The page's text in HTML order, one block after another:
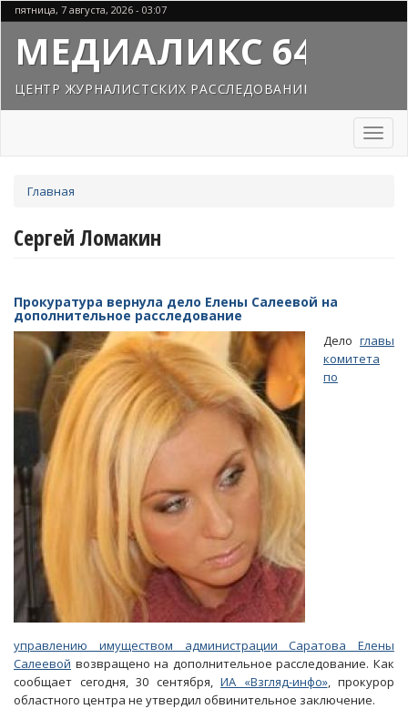
Перейти
к
основному
содержанию
пятница, 7 августа, 2026 - 03:07
МЕДИАЛИКС 64
ЦЕНТР ЖУРНАЛИСТСКИХ РАССЛЕДОВАНИЙ
Toggle
здесь
Главная
Сергей Ломакин
Прокуратура вернула дело Елены Салеевой на
дополнительное расследование
Дело главы
комитета
по
управлению имуществом администрации Саратова Елены
Салеевой возвращено на дополнительное расследование. Как
сообщает сегодня, 30 сентября, ИА «Взгляд-инфо», прокурор
областного центра не утвердил обвинительное заключение.